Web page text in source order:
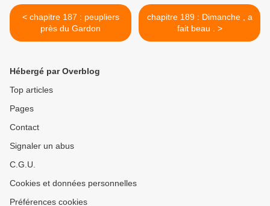
< chapitre 187 : peupliers
près du Gardon
chapitre 189 : Dimanche , a
fait beau . >
Hébergé par Overblog
Top articles
Pages
Contact
Signaler un abus
C.G.U.
Cookies et données personnelles
Préférences cookies